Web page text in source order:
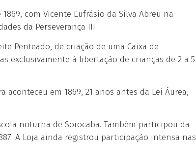
com Vicente Eufrásio da Silva Abreu na
da Perseverança III.
Penteado, de criação de uma Caixa de
exclusivamente à libertação de crianças de 2 a 5
em 1869, 21 anos antes da Lei Áurea,
noturna de Sorocaba. Também participou da
A Loja ainda registrou participação intensa nas